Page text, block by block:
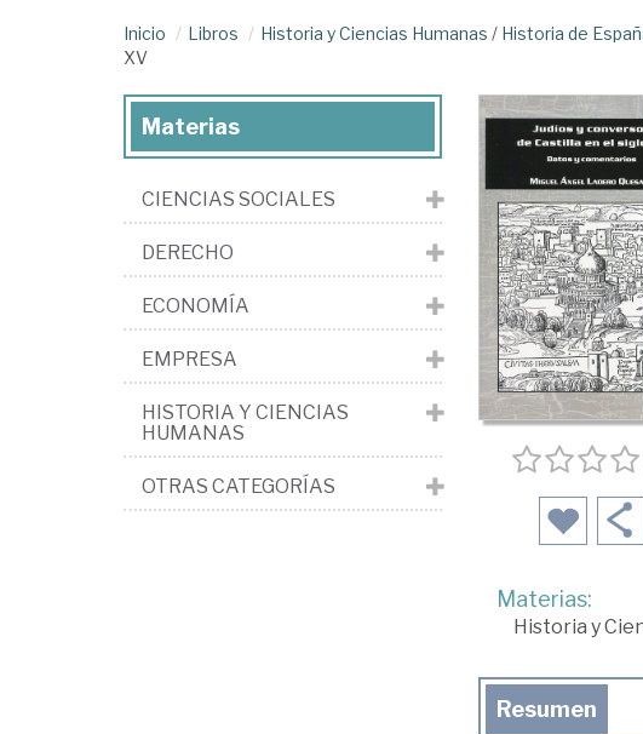
Inicio Libros Historia y Ciencias Humanas / Historia de
XV
Materias:
Historia y
Resumen
Materias
CIENCIAS SOCIALES
DERECHO
ECONOMÍA
EMPRESA
HISTORIA Y CIENCIAS
HUMANAS
OTRAS CATEGORÍAS